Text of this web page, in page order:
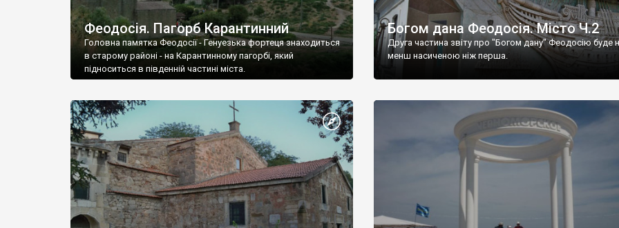
Феодосія. Пагорб Карантинний
Головна памятка Феодосії - Генуезька фортеця знаходиться
в старому районі - на Карантинному пагорбі, який
підноситься в південній частині міста.
Богом дана Феодосія. Місто Ч.2
Друга частина звіту про "Богом дану" Феодосію буде
менш насиченою ніж перша.